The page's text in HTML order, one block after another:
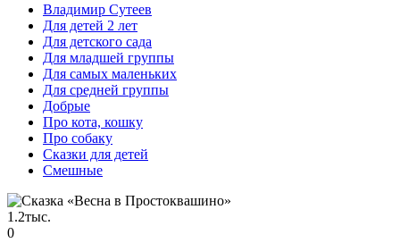
Владимир Сутеев
Для детей 2 лет
Для детского сада
Для младшей группы
Для самых маленьких
Для средней группы
Добрые
Про кота, кошку
Про собаку
Сказки для детей
Смешные
1.2тыс.
0